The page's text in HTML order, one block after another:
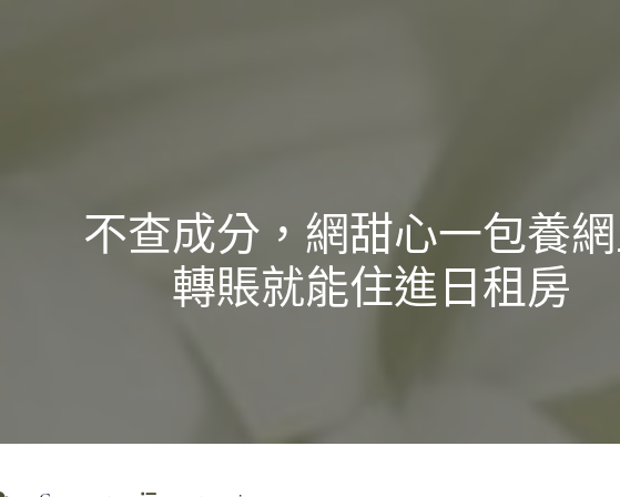
不查成分，網甜心一包養
轉賬就能住進日租房